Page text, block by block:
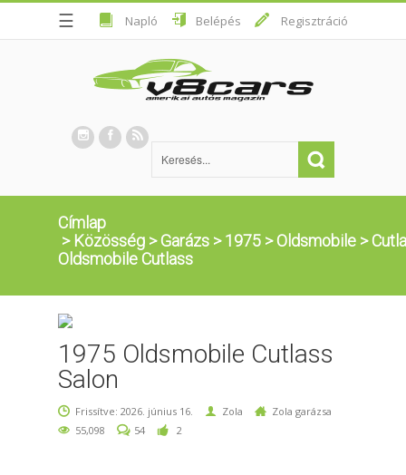
☰ Napló Belépés Regisztráció
Címlap
> Közösség >Garázs >1975 >Oldsmobile >
Oldsmobile Cutlass
1975 Oldsmobile Cutlass
Salon
Frissítve: 2026. június 16. Zola
Zola garázsa
55,098
54 2